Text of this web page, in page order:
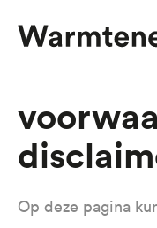
en
naar
inhoud
Voorwaarden en
Op deze pagina